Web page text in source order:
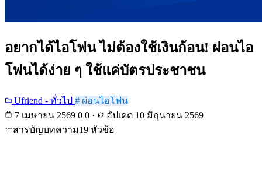
อยากได้ไอโฟน ไม่ต้องใช้เงินก้อน! ผ่อนไอ
โฟนได้ง่าย ๆ ใช้แค่บัตรประชาชน
Ufriend - ทั่วไป # ผ่อนไอโฟน
7 เมษายน 2569 0 0 · อัปเดต 10 มิถุนายน 2569
สารบัญบทความ19 หัวข้อ